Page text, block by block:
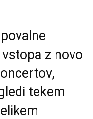
z novo
tekem